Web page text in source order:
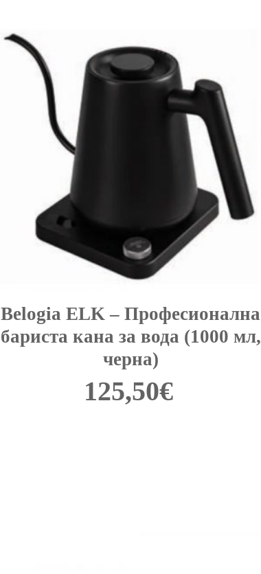
Belogia ELK – Професионална
бариста кана за вода (1000 мл,
черна)
125,50€